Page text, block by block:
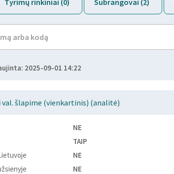
Tyrimų rinkiniai (0) Subrangovai (2)
2025-09-01 14:22
val. šlapime (vienkartinis) (analitė)
NE
TAIP
NE
NE